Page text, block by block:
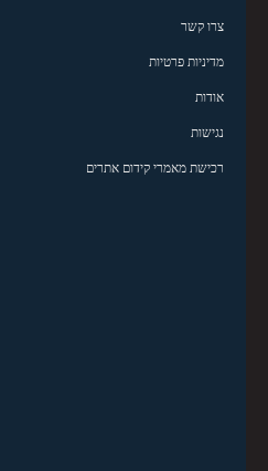
צרו קשר
מדיניות פרטיות
אודות
נגישות
רכישת מאמרי קידום אתרים